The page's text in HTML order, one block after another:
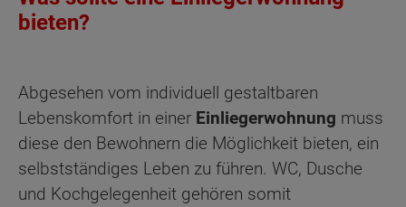
bieten?
Abgesehen vom individuell gestaltbaren
Lebenskomfort in einer Einliegerwohnung muss
diese den Bewohnern die Möglichkeit bieten, ein
selbstständiges Leben zu führen. WC, Dusche
und Kochgelegenheit gehören somit